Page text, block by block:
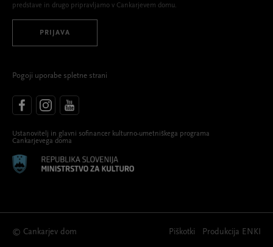
predstave in drugo pripravljamo v Cankarjevem domu.
PRIJAVA
Pogoji uporabe spletne strani
Ustanovitelj in glavni sofinancer kulturno-umetniškega programa
Cankarjevega doma
© Cankarjev dom Piškotki Produkcija ENKI